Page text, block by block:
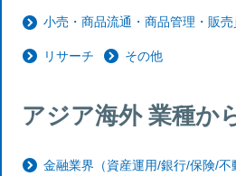
小売・商品流通・商品管理・販
リサーチ その他
アジア海外 業種か
金融業界（資産運用/銀行/保険/